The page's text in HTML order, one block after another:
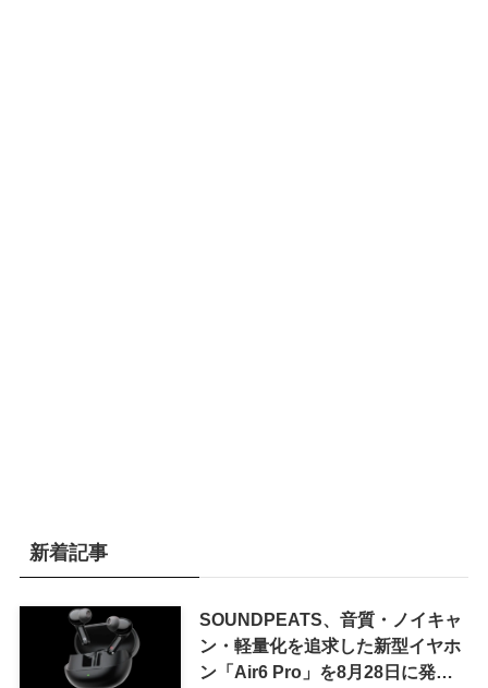
新着記事
SOUNDPEATS、音質・ノイキャ
ン・軽量化を追求した新型イヤホ
ン「Air6 Pro」を8月28日に発売